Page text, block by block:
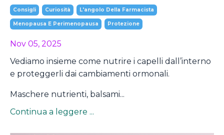
Consigli Curiosità L'angolo Della Farmacista
Menopausa E Perimenopausa Protezione
Nov 05, 2025
Vediamo insieme come nutrire i capelli dall’interno
e proteggerli dai cambiamenti ormonali.
Maschere nutrienti, balsami...
Continua a leggere ...